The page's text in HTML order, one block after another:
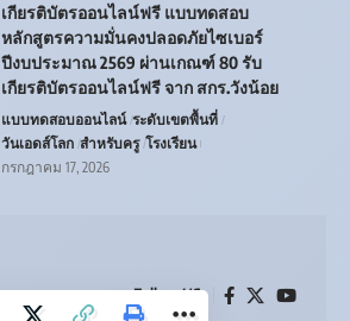
เกียรติบัตรออนไลน์ฟรี แบบทดสอบ
หลักสูตรความมั่นคงปลอดภัยไซเบอร์
ปีงบประมาณ 2569 ผ่านเกณฑ์ 80 รับ
เกียรติบัตรออนไลน์ฟรี จาก สกร.วังน้อย
แบบทดสอบออนไลน์ ระดับเขตพื้นที่
วันเอดส์โลก สำหรับครู โรงเรียน
กรกฎาคม 17, 2026
Follow US